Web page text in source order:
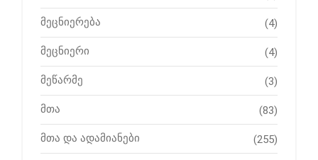
მეცნიერება (4)
მეცნიერი (4)
მეწარმე (3)
მთა (83)
მთა და ადამიანები (255)